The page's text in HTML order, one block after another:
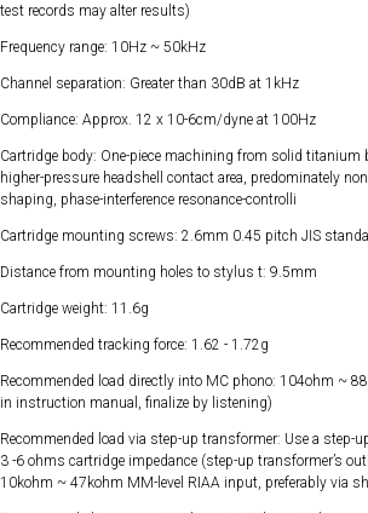
test records may alter results)
Frequency range: 10Hz ~ 50kHz
Channel separation: Greater than 30dB at 1kHz
Compliance: Approx. 12 x 10-6cm/dyne at 100Hz
Cartridge body: One-piece machining from solid titanium
higher-pressure headshell contact area, predominately
shaping, phase-interference resonance-controlli
Cartridge mounting screws: 2.6mm 0.45 pitch JIS
Distance from mounting holes to stylus t: 9.5mm
Cartridge weight: 11.6g
Recommended tracking force: 1.62 - 1.72g
Recommended load directly into MC phono: 104ohm ~
in instruction manual, finalize by listening)
Recommended load via step-up transformer: Use a step-
3 -6 ohms cartridge impedance (step-up transformer’s
10kohm ~ 47kohm MM-level RIAA input, preferably via